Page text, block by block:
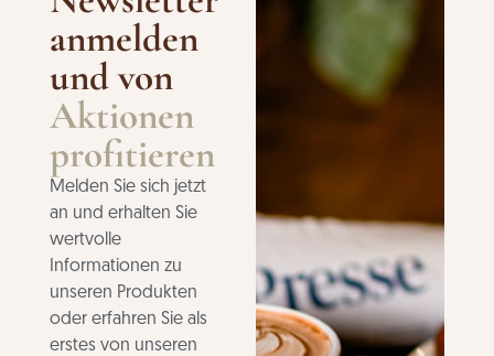
anmelden
und von
Aktionen
profitieren
Melden Sie sich jetzt
an und erhalten Sie
wertvolle
Informationen zu
unseren Produkten
oder erfahren Sie als
erstes von unseren